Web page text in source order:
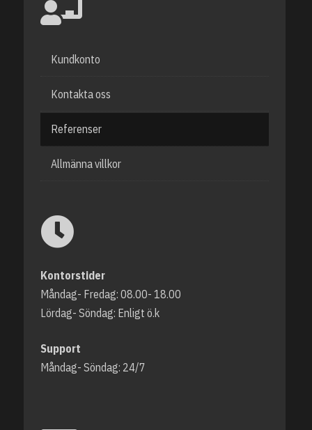
Kundkonto
Kontakta oss
Referenser
Allmänna villkor
Kontorstider
Måndag- Fredag: 08.00- 18.00
Lördag- Söndag: Enligt ö.k
Support
Måndag- Söndag: 24/7